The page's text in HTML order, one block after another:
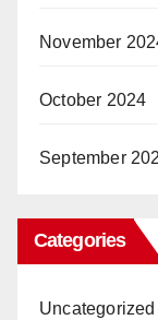
November
October 2024
September
Categories
Uncategorized